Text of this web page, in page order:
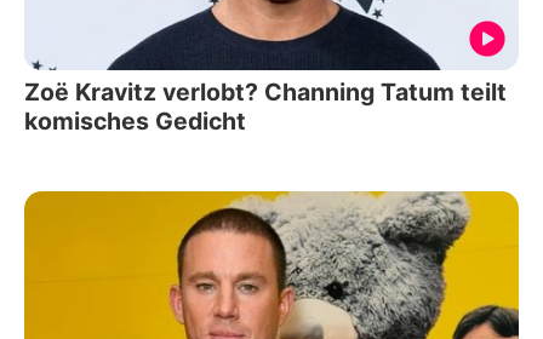
Zoë Kravitz verlobt? Channing Tatum teilt
komisches Gedicht